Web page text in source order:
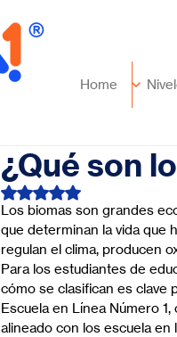
Home
¿Qué son
Obtuvo NaN de 5
Los biomas son grandes
que determinan la vida que
regulan el clima, producen
Para los estudiantes de
cómo se clasifican es clave
Escuela en Línea Número
alineado con los escuela en